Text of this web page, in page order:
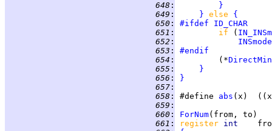
648 :
}
649 : } else {
650 : #ifdef
ID_CHAR
651 : if (
652 :
INSmode
653 :
#endif
654 :
         (*
DirectMin
655 :
}
656 :
}
657 :
658 : #define abs (x)
659 :
660 : ForNum
661 : register int